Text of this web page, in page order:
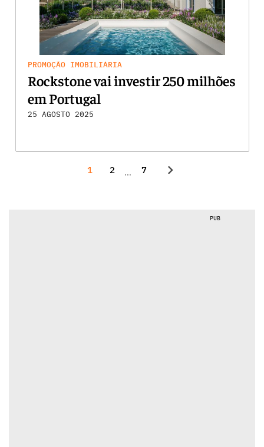
PROMOÇÃO IMOBILIÁRIA
Rockstone vai investir 250 milhões
em Portugal
25 AGOSTO 2025
1 2 ... 7 chevron_right
PUB